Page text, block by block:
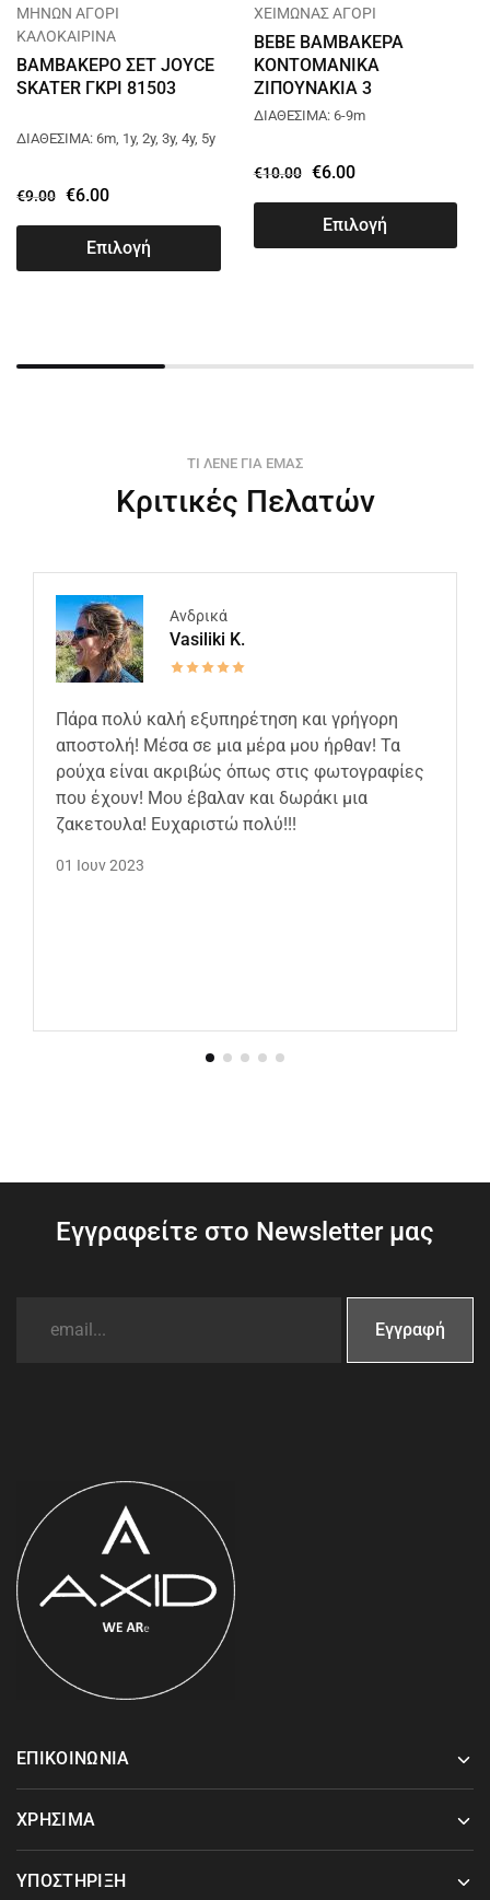
ΜΗΝΩΝ ΑΓΟΡΙ
ΚΑΛΟΚΑΙΡΙΝΑ
ΒΑΜΒΑΚΕΡΟ ΣΕΤ JOYCE
SKATER ΓΚΡΙ 81503
ΔΙΑΘΕΣΙΜΑ: 6m, 1y, 2y, 3y, 4y, 5y
€9.00 €6.00
Επιλογή
ΧΕΙΜΩΝΑΣ ΑΓΟΡΙ
BEBE ΒΑΜΒΑΚΕΡΑ
ΚΟΝΤΟΜΑΝΙΚΑ
ΖΙΠΟΥΝΑΚΙΑ 3
ΤΕΜΑΧΙΩΝ DREAMS
ΔΙΑΘΕΣΙΜΑ: 6-9m
€10.00 €6.00
Επιλογή
ΤΙ ΛΕΝΕ ΓΙΑ ΕΜΑΣ
Κριτικές Πελατών
Ανδρικά
Vasiliki K.
Πάρα πολύ καλή εξυπηρέτηση και γρήγορη
αποστολή! Μέσα σε μια μέρα μου ήρθαν! Τα
ρούχα είναι ακριβώς όπως στις φωτογραφίες
που έχουν! Μου έβαλαν και δωράκι μια
ζακετουλα! Ευχαριστώ πολύ!!!
01 Ιουν 2023
Εγγραφείτε στο Newsletter μας
ΕΠΙΚΟΙΝΩΝΙΑ
ΧΡΗΣΙΜΑ
ΥΠΟΣΤΗΡΙΞΗ